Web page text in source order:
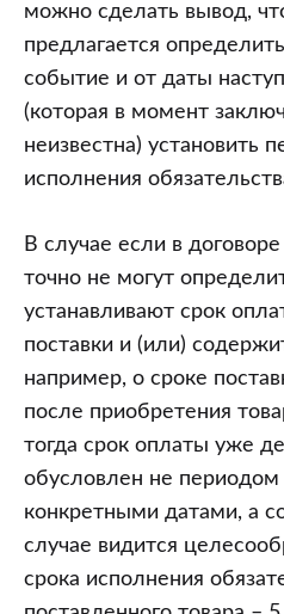
можно сделать вывод,
предлагается
событие и от даты
(которая в момент
неизвестна) установить
исполнения
В случае если в
точно не могут
устанавливают срок
поставки и (или)
например, о сроке
после приобретения
тогда срок оплаты уже
обусловлен не
конкретными датами, а
случае видится
срока исполнения